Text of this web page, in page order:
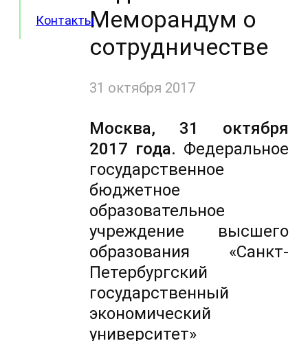
КонтактыМеморандум о
сотрудничестве
31 октября 2017
Москва, 31 октября
2017 года. Федеральное
государственное
бюджетное
образовательное
учреждение высшего
образования «Санкт-
Петербургский
государственный
экономический
университет»